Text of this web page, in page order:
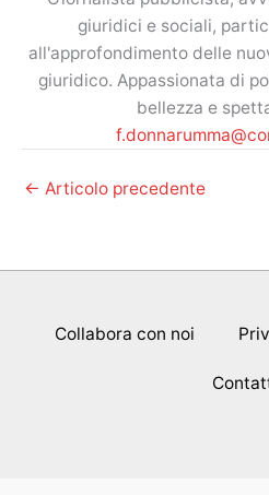
giuridici e sociali,
all'approfondimento delle
giuridico. Appassionata di
bellezza e
← Articolo precedente
Collabora con noi